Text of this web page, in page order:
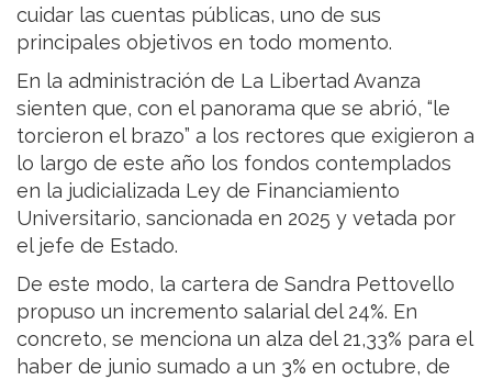
cuidar las cuentas públicas, uno de sus
principales objetivos en todo momento.
En la administración de La Libertad Avanza
sienten que, con el panorama que se abrió, “le
torcieron el brazo” a los rectores que exigieron a
lo largo de este año los fondos contemplados
en la judicializada Ley de Financiamiento
Universitario, sancionada en 2025 y vetada por
el jefe de Estado.
De este modo, la cartera de Sandra Pettovello
propuso un incremento salarial del 24%. En
concreto, se menciona un alza del 21,33% para el
haber de junio sumado a un 3% en octubre, de